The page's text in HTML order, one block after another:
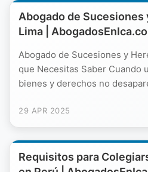
Abogado de Sucesiones
Lima |
Abogado de Sucesiones y
que Necesitas Saber Cuando
bienes y derechos no
29 APR 2025
Requisitos para